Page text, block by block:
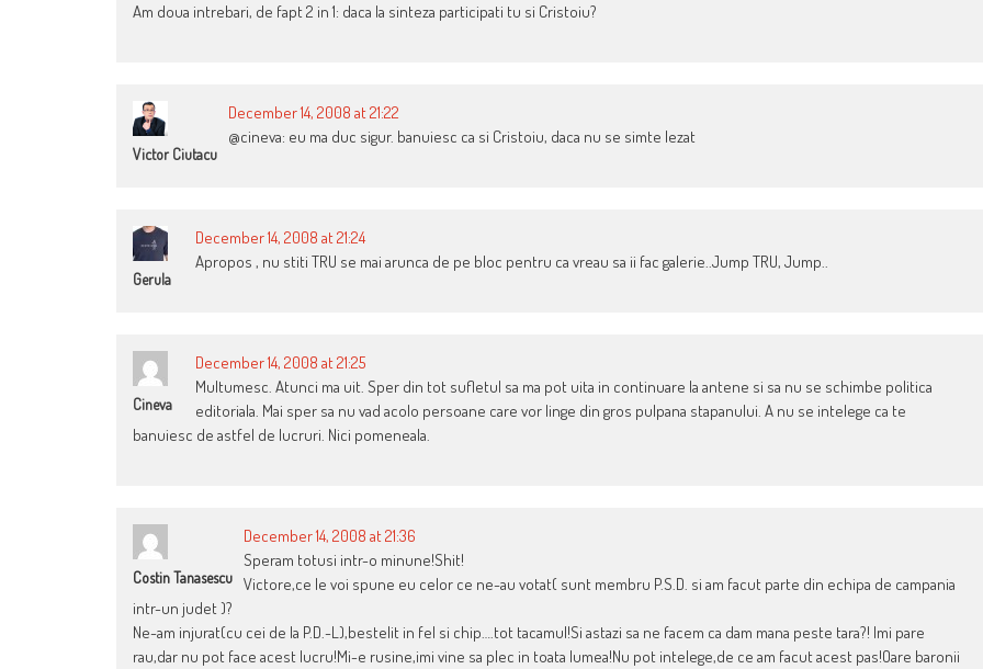
Am doua intrebari, de fapt 2 in 1: daca la sinteza participati tu si Cristoiu?
Victor Ciutacu
December 14, 2008 at 21:22
@cineva: eu ma duc sigur. banuiesc ca si Cristoiu, daca nu se simte lezat
Gerula
December 14, 2008 at 21:24
Apropos , nu stiti TRU se mai arunca de pe bloc pentru ca vreau sa ii fac galerie..Jump TRU, Jump..
Cineva
December 14, 2008 at 21:25
Multumesc. Atunci ma uit. Sper din tot sufletul sa ma pot uita in continuare la antene si sa nu se schimbe politica
editoriala. Mai sper sa nu vad acolo persoane care vor linge din gros pulpana stapanului. A nu se intelege ca te
banuiesc de astfel de lucruri. Nici pomeneala.
Costin Tanasescu
December 14, 2008 at 21:36
Speram totusi intr-o minune!Shit!
Victore,ce le voi spune eu celor ce ne-au votat( sunt membru P.S.D. si am facut parte din echipa de campania
intr-un judet )?
Ne-am injurat(cu cei de la P.D.-L),bestelit in fel si chip….tot tacamul!Si astazi sa ne facem ca dam mana peste tara?! Imi pare
rau,dar nu pot face acest lucru!Mi-e rusine,imi vine sa plec in toata lumea!Nu pot intelege,de ce am facut acest pas!Oare baronii